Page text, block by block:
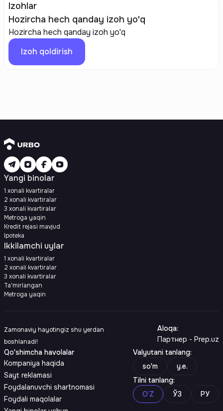
Izohlar
Hozircha hech qanday izoh yo'q
Hozircha hech qanday izoh yo'q
Izoh qoldirish
Yangi binolar
1 xonali kvartiralar
2 xonali kvartiralar
3 xonali kvartiralar
Metroga yaqin
Kredit rejasi mavjud
Ipoteka
Ikkilamchi uylar
1 xonali kvartiralar
2 xonali kvartiralar
3 xonali kvartiralar
Ta'mirlangan
Metroga yaqin
Zamonaviy hayotingiz shu yerdan
boshlanadi!
Aloqa:
Партнер - Prep.uz
Qo'shimcha havolalar
Kompaniya haqida
Sayt reklamasi
Foydalanuvchi shartnomasi
Foydali maqolalar
Valyutani tanlang:
so'm
y.e.
Tilni tanlang:
O‘Z
ЎЗ РУ